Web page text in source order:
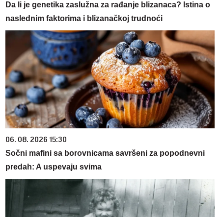
Da li je genetika zaslužna za rađanje blizanaca? Istina o
naslednim faktorima i blizanačkoj trudnoći
06. 08. 2026 15:30
Sočni mafini sa borovnicama savršeni za popodnevni
predah: A uspevaju svima